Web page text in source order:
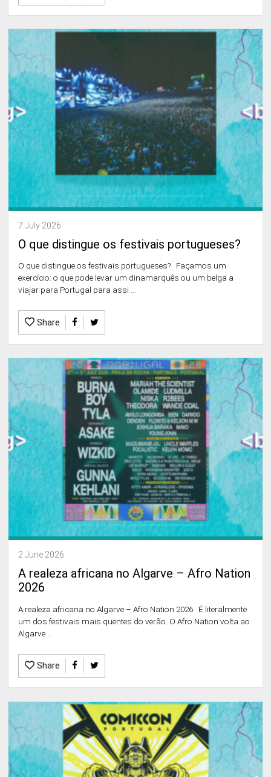
7 July 2026
O que distingue os festivais portugueses?
O que distingue os festivais portugueses? Façamos um
exercício: o que pode levar um dinamarquês ou um belga a
viajar para Portugal para assi ...
Share
2 June 2026
A realeza africana no Algarve – Afro Nation
2026
A realeza africana no Algarve – Afro Nation 2026 É literalmente
um dos festivais mais quentes do verão. O Afro Nation volta ao
Algarve ...
Share